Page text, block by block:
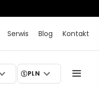
Serwis Blog Kontakt
PLN